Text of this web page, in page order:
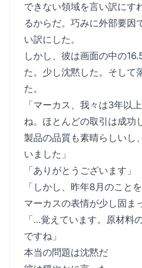
できない領域を言い訳にす
るからだ。巧みに外部要因
い訳にした。
しかし、彼は画面の中の
た。少し沈黙した。そして
た。
「マーカス、我々は3年以
ね。ほとんどの取引は成功
製品の品質も素晴らしいし
いました」
「ありがとうございます」
「しかし、昨年8月のこと
マーカスの表情が少し固ま
「…覚えています。原材料
ですね」
本当の問題は沈黙だ